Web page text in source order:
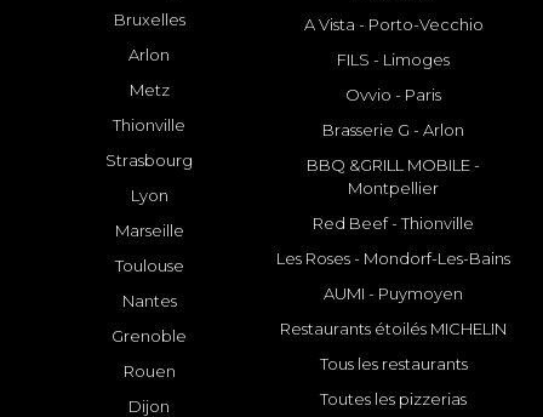
Bruxelles
Arlon
Metz
Thionville
Strasbourg
Lyon
Marseille
Toulouse
Nantes
Grenoble
Rouen
Dijon
A Vista - Porto-Vecchio
FILS - Limoges
Ovvio - Paris
Brasserie G - Arlon
BBQ &GRILL MOBILE -
Montpellier
Red Beef - Thionville
Les Roses - Mondorf-Les-Bains
AUMI - Puymoyen
Restaurants étoilés MICHELIN
Tous les restaurants
Toutes les pizzerias